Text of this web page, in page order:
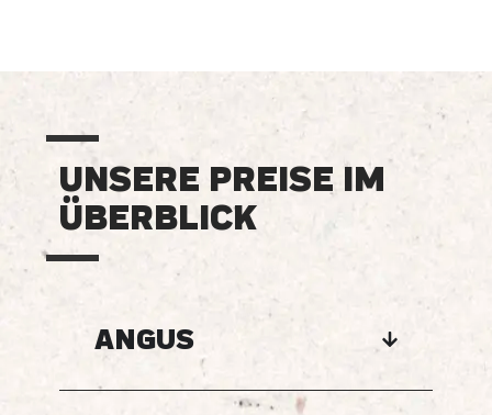
UNSERE PREISE IM
ÜBERBLICK
ANGUS